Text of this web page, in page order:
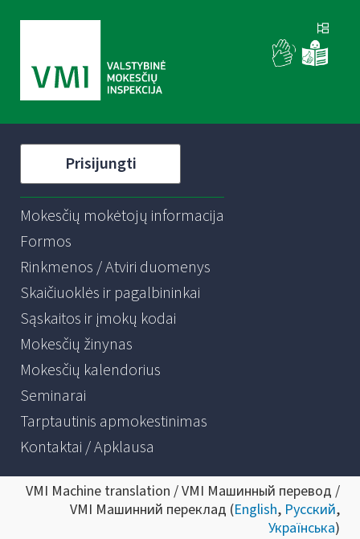
Prisijungti
Mokesčių mokėtojų informacija
Formos
Rinkmenos / Atviri duomenys
Skaičiuoklės ir pagalbininkai
Sąskaitos ir įmokų kodai
Mokesčių žinynas
Mokesčių kalendorius
Seminarai
Tarptautinis apmokestinimas
Kontaktai / Apklausa
VMI Machine translation / VMI Машинный перевод /
VMI Машинний переклад (English, Русский,
Українська)